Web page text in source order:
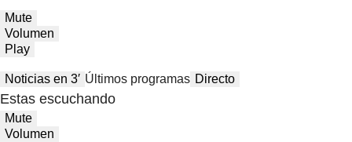
Mute
Volumen
Play
Noticias en 3′ Últimos programas Directo
Estas escuchando
Mute
Volumen